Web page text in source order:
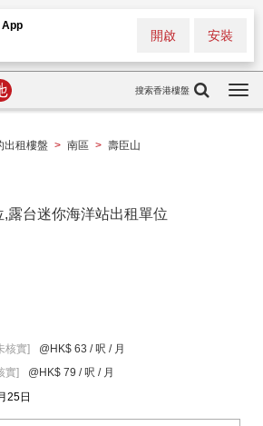
App
安裝
開啟
搜索香港樓盤
出租樓盤 > 南區 > 壽臣山
露台迷你海洋站出租單位
核實] @HK$ 63 / 呎 / 月
實] @HK$ 79 / 呎 / 月
25日